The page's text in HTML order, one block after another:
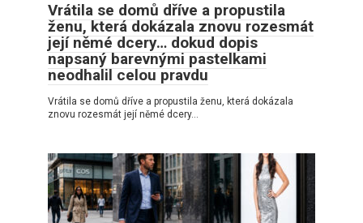
Vrátila se domů dříve a propustila
ženu, která dokázala znovu rozesmát
její němé dcery… dokud dopis
napsaný barevnými pastelkami
neodhalil celou pravdu
Vrátila se domů dříve a propustila ženu, která dokázala
znovu rozesmát její němé dcery…